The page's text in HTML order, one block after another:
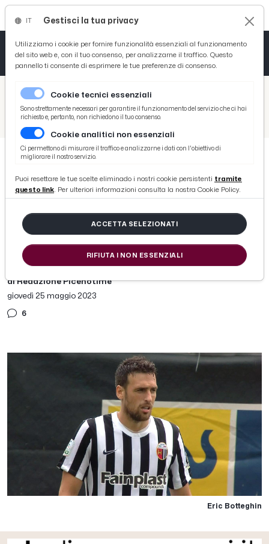
/ Picenotime
/ Ascoli Time
Ascoli Calcio, Botteghin: “Stagione con alti e bassi, senza equilibrio. Finche sarò qui giocherò con anima e cuore”
Ascoli Calcio, Botteghin: “Stagione
con alti e bassi, senza equilibrio.
Finche sarò qui giocherò con
anima e cuore”
di Redazione Picenotime
giovedì 25 maggio 2023
6
Eric Botteghin
Gestisci la tua privacy
Utilizziamo i cookie per fornire funzionalità essenziali al funzionamento
del sito web e, con il tuo consenso, per analizzarne il traffico. Questo
pannello ti consente di esprimere le tue preferenze di consenso.
Cookie tecnici essenziali
Sono strettamente necessari per garantire il funzionamento del servizio che ci hai
richiesto e, pertanto, non richiedono il tuo consenso.
Cookie analitici non essenziali
Ci permettono di misurare il traffico e analizzarne i dati con l'obiettivo di
migliorare il nostro servizio.
Puoi resettare le tue scelte eliminado i nostri cookie persistenti tramite
questo link. Per ulteriori informazioni consulta la nostra Cookie Policy.
ACCETTA SELEZIONATI
RIFIUTA I NON ESSENZIALI
Tutto News
Tutto Sport
Basket
Ciclismo
Tutto Curiosità